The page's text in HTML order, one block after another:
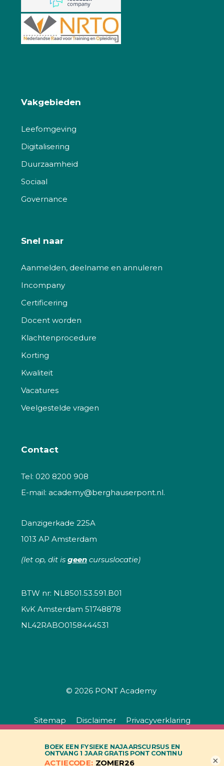
als incompany
Vakgebieden
Leefomgeving
Digitalisering
Duurzaamheid
Sociaal
Governance
Snel naar
Aanmelden, deelname en annuleren
Incompany
Certificering
Docent worden
Klachtenprocedure
Korting
Kwaliteit
Vacatures
Veelgestelde vragen
Contact
Tel: 020 8200 908
E-mail: academy@berghauserpont.nl.
Danzigerkade 225A
1013 AP Amsterdam
(let op, dit is geen cursuslocatie)
BTW nr: NL8501.53.591.B01
KvK Amsterdam 51748878
NL42RABO0158444531
© 2026 PONT Academy
Sitemap Disclaimer Privacyverklaring
Algemene voorwaarden
×